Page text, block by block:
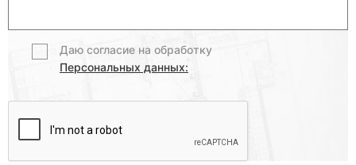
Даю согласие на обработку
Персональных данных: